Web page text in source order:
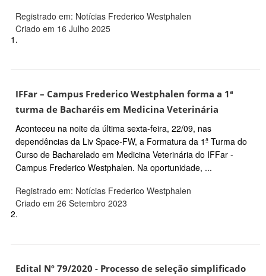
Registrado em: Notícias Frederico Westphalen
Criado em 16 Julho 2025
1.
IFFar – Campus Frederico Westphalen forma a 1ª
turma de Bacharéis em Medicina Veterinária
Aconteceu na noite da última sexta-feira, 22/09, nas
dependências da Liv Space-FW, a Formatura da 1ª Turma do
Curso de Bacharelado em Medicina Veterinária do IFFar -
Campus Frederico Westphalen. Na oportunidade, ...
Registrado em: Notícias Frederico Westphalen
Criado em 26 Setembro 2023
2.
Edital Nº 79/2020 - Processo de seleção simplificado